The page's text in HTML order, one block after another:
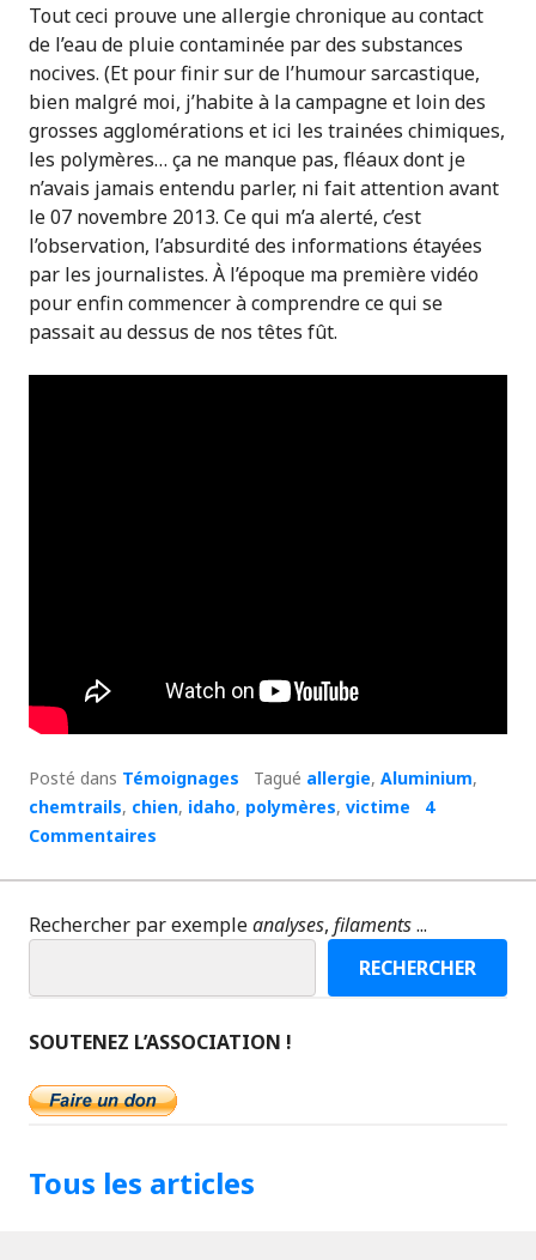
Tout ceci prouve une allergie chronique au contact
de l’eau de pluie contaminée par des substances
nocives. (Et pour finir sur de l’humour sarcastique,
bien malgré moi, j’habite à la campagne et loin des
grosses agglomérations et ici les trainées chimiques,
les polymères… ça ne manque pas, fléaux dont je
n’avais jamais entendu parler, ni fait attention avant
le 07 novembre 2013. Ce qui m’a alerté, c’est
l’observation, l’absurdité des informations étayées
par les journalistes. À l’époque ma première vidéo
pour enfin commencer à comprendre ce qui se
passait au dessus de nos têtes fût.
Posté dans Témoignages Tagué allergie, Aluminium,
chemtrails, chien, idaho, polymères, victime
4
Commentaires
Rechercher par exempleanalyses, filaments...
RECHERCHER
SOUTENEZ L’ASSOCIATION !
Tous les articles